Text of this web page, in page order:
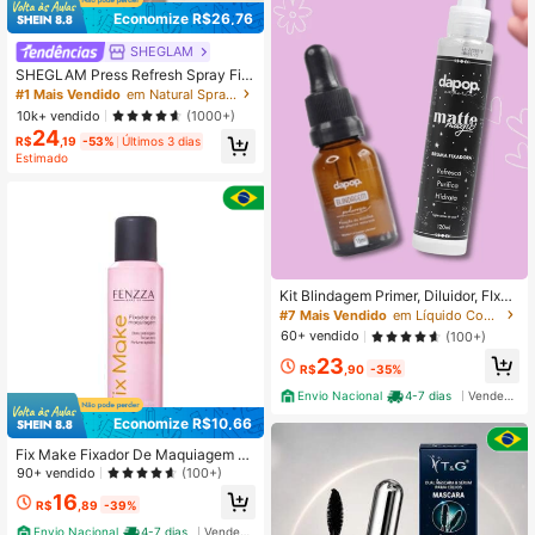
Economize R$26,76
SHEGLAM
SHEGLAM Press Refresh Spray Fix
ador Marca De Beleza CosméTicos
Maquiagem Para Mulheres E Menin
as
#1 Mais Vendido
em Natural Spray de fixação
10k+ vendido
(1000+)
R$24,19 -53% Últimos 3 dias
Estimado
Economize R$10,66
Fix Make Fixador De Maquiagem -
Fenzza Make up - 150ml Festa Jun
90+ vendido (100+)
R$16 ,89 -39%
Envio Nacional
4-7 dias
Kit Blindagem Primer, Diluidor, FIxad
or + Bruma Fixadora Matte Magic -
Dapop Festa Junina
#7 Mais Vendido
em Líquido Conjuntos de maquiagem
60+ vendido
(100+)
R$23 ,90 -35%
Envio Nacional
4-7 dias